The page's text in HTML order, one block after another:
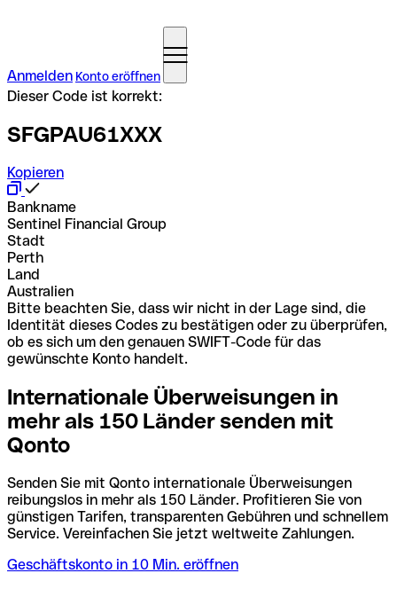
Anmelden Konto eröffnen
Dieser Code ist korrekt:
SFGPAU61XXX
Kopieren
Bankname
Sentinel Financial Group
Stadt
Perth
Land
Australien
Bitte beachten Sie, dass wir nicht in der Lage sind, die
Identität dieses Codes zu bestätigen oder zu überprüfen,
ob es sich um den genauen SWIFT-Code für das
gewünschte Konto handelt.
Internationale Überweisungen in
mehr als 150 Länder senden mit
Qonto
Senden Sie mit Qonto internationale Überweisungen
reibungslos in mehr als 150 Länder. Profitieren Sie von
günstigen Tarifen, transparenten Gebühren und schnellem
Service. Vereinfachen Sie jetzt weltweite Zahlungen.
Geschäftskonto in 10 Min. eröffnen